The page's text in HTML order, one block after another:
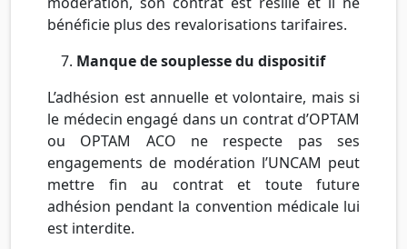
bénéficie plus des revalorisations tarifaires.
Manque de souplesse du dispositif
L’adhésion est annuelle et volontaire, mais si
le médecin engagé dans un contrat d’OPTAM
ou OPTAM ACO ne respecte pas ses
engagements de modération l’UNCAM peut
mettre fin au contrat et toute future
adhésion pendant la convention médicale lui
est interdite.